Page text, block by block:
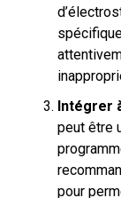
Intégrer
peut être
pour